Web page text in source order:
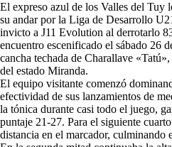
El expreso azul de los Valles del Tuy
su andar por la Liga de Desarrollo
invicto a J11 Evolution al derrotarlo
encuentro escenificado el sábado 26
cancha techada de Charallave
del estado Miranda.
El equipo visitante comenzó
efectividad de sus lanzamientos de
la tónica durante casi todo el juego,
puntaje 21-27. Para el siguiente
distancia en el marcador, culminando